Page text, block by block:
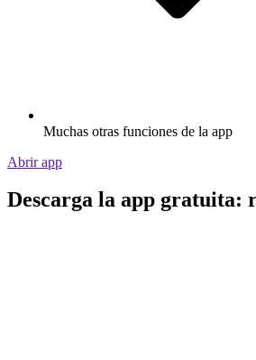
Muchas otras funciones de la app
Abrir app
Descarga la app gratuita: